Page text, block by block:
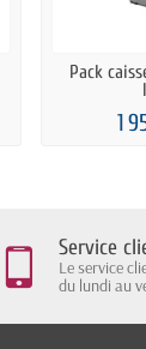
Pack
1
Service
Le service
du lundi au